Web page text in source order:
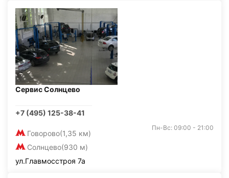
Сервис Солнцево
+7 (495) 125-38-41
Говорово(1,35 км)
Солнцево(930 м)
Пн-Вс: 09:00 - 21:00
ул.Главмосстроя 7а